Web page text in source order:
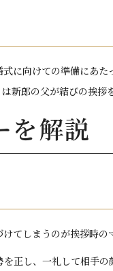
に向けての準備にあ
新郎の父が結びの挨拶
を解説
てしまうのが挨拶時
正し、一礼して相手